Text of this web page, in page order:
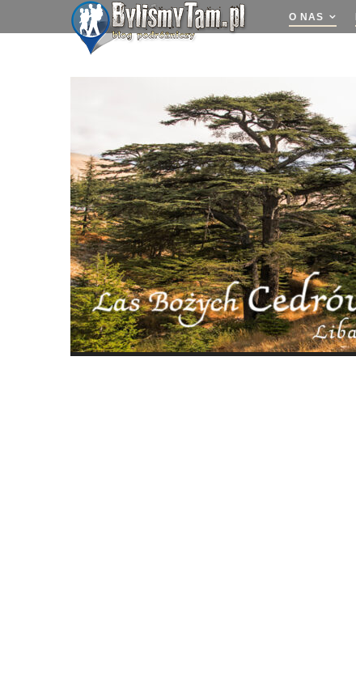
O NAS